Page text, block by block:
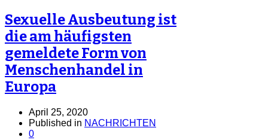
Sexuelle Ausbeutung ist
die am häufigsten
gemeldete Form von
Menschenhandel in
Europa
April 25, 2020
Published in NACHRICHTEN
0